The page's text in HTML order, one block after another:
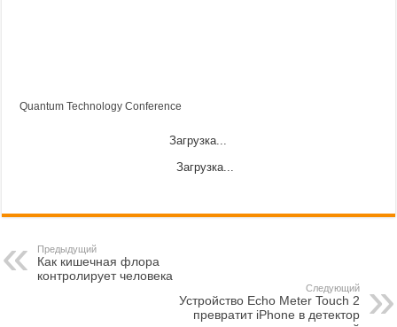
Quantum Technology Conference
Загрузка...
Загрузка...
Предыдущий
Как кишечная флора
контролирует человека
Следующий
Устройство Echo Meter Touch 2
превратит iPhone в детектор